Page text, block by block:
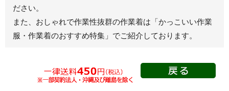
スモック
春夏半袖
ださい。
また、おしゃれで作業性抜群の作業着は 「かっこいい作業
服・作業着のおすすめ特集」 でご紹介しております。